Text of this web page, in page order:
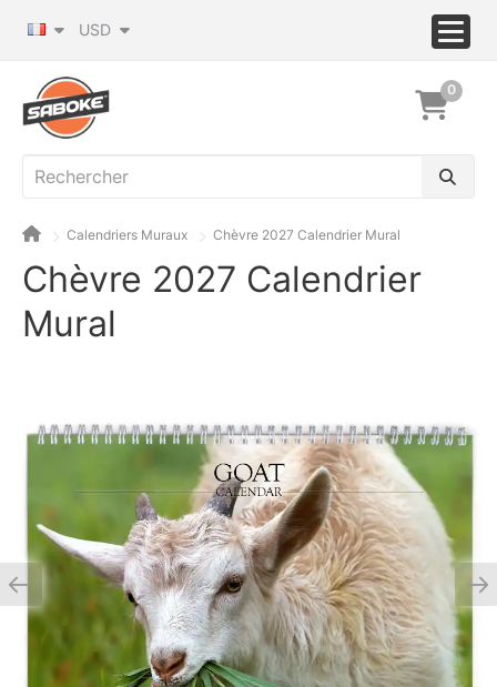
USD
0
Calendriers Muraux Chèvre 2027 Calendrier Mural
Chèvre 2027 Calendrier
Mural